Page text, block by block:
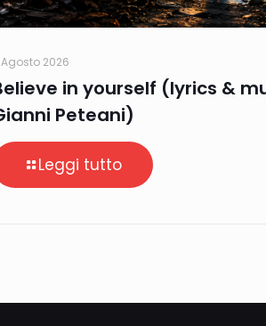
2026
in yourself (lyrics &
Peteani)
Leggi tutto